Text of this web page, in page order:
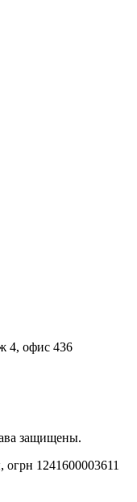
4, офис 436
защищены.
огрн 1241600003611